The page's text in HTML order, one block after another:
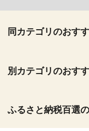
同カテゴリのおす
別カテゴリのおす
ふるさと納税百選